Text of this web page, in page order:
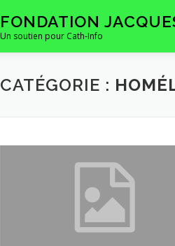
FONDATION
Un soutien pour Cath-Info
CATÉGORIE :